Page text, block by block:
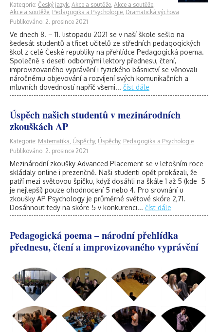
Kategorie: Český jazyk Akce a soutěže Akce a soutěže
Akce a soutěže Pedagogika a Psychologie Dramatická výchova
Publikováno: 2. prosince 2021
Ve dnech 8. – 11. listopadu 2021 se v naší škole sešlo na
šedesát studentů a třicet učitelů ze středních pedagogických
škol z celé České republiky na přehlídce Pedagogická poema.
Společně s deseti odbornými lektory přednesu, čtení,
improvizovaného vyprávění i fyzického básnictví se věnovali
náročnému objevování a rozvíjení svých komunikačních a
mluvních dovedností napříč všemi... číst dále
Úspěch našich studentů v mezinárodních
zkouškách AP
Kategorie: Matematika Úspěchy, Úspěchy, Pedagogika a Psychologie
Publikováno: 2. prosince 2021
Mezinárodní zkoušky Advanced Placement se v letošním roce
skládaly online i prezenčně. Naši studenti opět prokázali, že
patří mezi světovou špičku, když dosáhli na škále 1 až 5 (kde 5
je nejlepší) pouze ohodnocení 5 nebo 4. Pro srovnání u
zkoušky AP Psychology je průměrné světové skóre 2,71.
Dosáhnout tedy na skóre 5 v konkurenci... číst dále
Pedagogická poema – národní přehlídka
přednesu, čtení a improvizovaného vyprávění